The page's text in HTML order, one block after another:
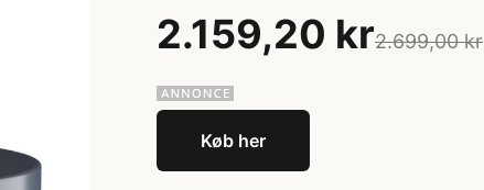
2.159,20 kr2.699,00 kr
Køb her